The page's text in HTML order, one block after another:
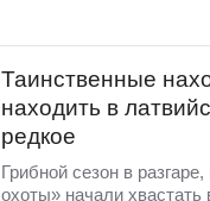
Таинственные
находить в
редкое
Грибной сезон в
охоты» начали